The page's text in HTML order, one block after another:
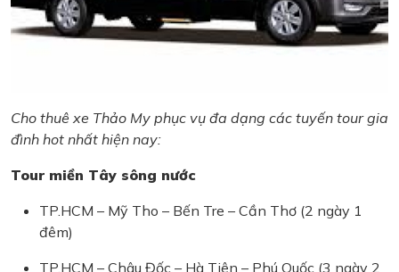
Cho thuê xe Thảo My phục vụ đa dạng các tuyến tour gia
đình hot nhất hiện nay:
Tour miền Tây sông nước
TP.HCM – Mỹ Tho – Bến Tre – Cần Thơ (2 ngày 1
đêm)
TP.HCM – Châu Đốc – Hà Tiên – Phú Quốc (3 ngày 2